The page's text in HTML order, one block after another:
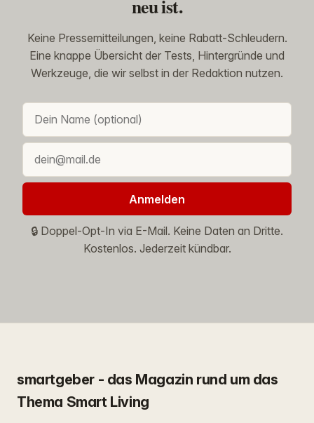
neu ist.
Keine Pressemitteilungen, keine Rabatt-Schleudern.
Eine knappe Übersicht der Tests, Hintergründe und
Werkzeuge, die wir selbst in der Redaktion nutzen.
Anmelden
🔒 Doppel-Opt-In via E-Mail. Keine Daten an Dritte.
Kostenlos. Jederzeit kündbar.
smartgeber - das Magazin rund um das
Thema Smart Living